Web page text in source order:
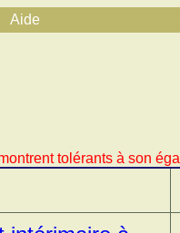
Aide
tolérants à son